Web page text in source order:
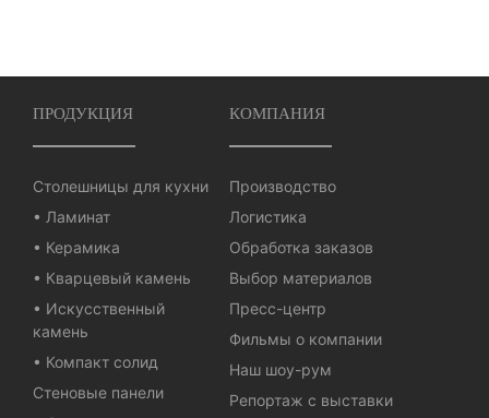
ПРОДУКЦИЯ
Столешницы для кухни
• Ламинат
• Керамика
• Кварцевый камень
• Искусственный
камень
• Компакт солид
Стеновые панели
КОМПАНИЯ
Производство
Логистика
Обработка заказов
Выбор материалов
Пресс-центр
Фильмы о компании
Наш шоу-рум
Репортаж с выставки